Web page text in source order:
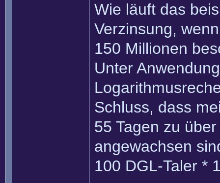
Wie läuft das
Verzinsung,
150 Millionen
Unter
Schluss, dass
55 Tagen zu
angewachsen
100 DGL-Taler *